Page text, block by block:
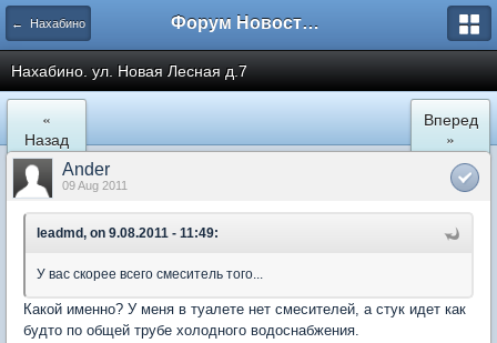
← Нахабино Форум Новостройки
Нахабино. ул. Новая Лесная д.7
«
Назад
Вперед
»
Ander
09 Aug 2011
leadmd, on 9.08.2011 - 11:49:
У вас скорее всего смеситель того...
Какой именно? У меня в туалете нет смесителей, а стук идет как
будто по общей трубе холодного водоснабжения.